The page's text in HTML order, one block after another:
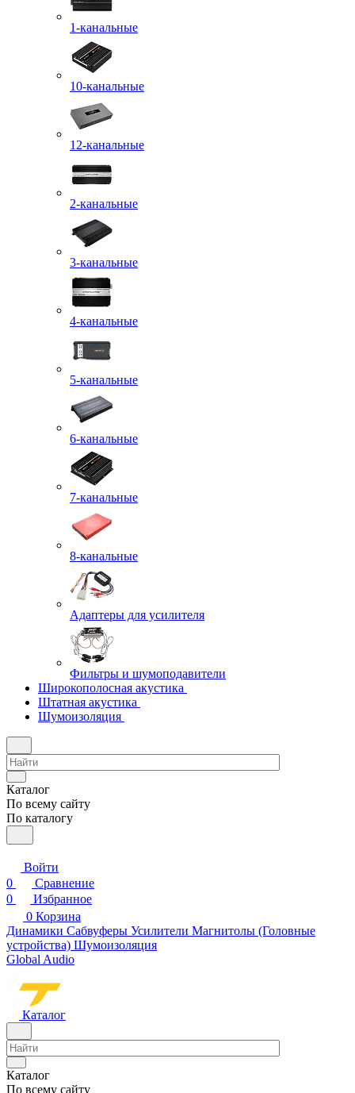
1-канальные
10-канальные
12-канальные
2-канальные
3-канальные
4-канальные
5-канальные
6-канальные
7-канальные
8-канальные
Адаптеры для усилителя
Фильтры и шумоподавители
Широкополосная акустика
Штатная акустика
Шумоизоляция
Каталог
По всему сайту
По каталогу
Войти
0
Сравнение
0
Избранное
0 Корзина
Динамики Сабвуферы Усилители Магнитолы (Головные
устройства) Шумоизоляция
Global Audio
Каталог
Каталог
По всему сайту